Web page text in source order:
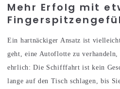
Mehr Erfolg mit
Ein hartnäckiger Ansatz ist
geht, eine Autoflotte zu
ehrlich: Die Schifffahrt ist kein
lange auf den Tisch schlagen, bis